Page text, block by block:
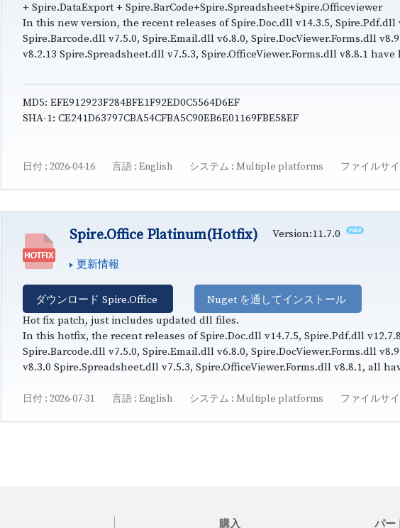
+ Spire.DataExport + Spire.BarCode+Spire.Spreadsheet+Spire.Officeviewer
In this new version, the recent releases of Spire.Doc.dll v14.3.5,
Spire.Barcode.dll v7.5.0, Spire.Email.dll v6.8.0, Spire.DocViewer.Forms.dll
v8.2.13 Spire.Spreadsheet.dll v7.5.3, Spire.OfficeViewer.Forms.dll v8.8.1
MD5: EFE912923F284BFE1F92ED0C5564D6EF
SHA-1: CE241D63797CBA54CFBA5C90EB6E01169FBE58EF
日付 2026-04-16 言語 English システム Multiple platforms ファイルサ
Spire.Office Platinum(Hotfix) Version:11.7.0
更新情報
ダウンロード Spire.Office
Nuget を通してインストール
Hot fix patch, just includes updated dll files.
In this hotfix, the recent releases of Spire.Doc.dll v14.7.5, Spire.Pdf.dll
Spire.Barcode.dll v7.5.0, Spire.Email.dll v6.8.0, Spire.DocViewer.Forms.dll
v8.3.0 Spire.Spreadsheet.dll v7.5.3, Spire.OfficeViewer.Forms.dll v8.8.1, all
日付 2026-07-31 言語 English システム Multiple platforms ファイルサ
購入 パー